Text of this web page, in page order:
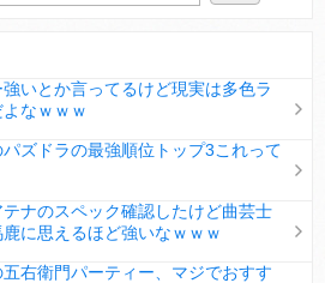
強いとか言ってるけど現実は多色ラ
なｗｗｗ
パズドラの最強順位トップ3これって
テナのスペック確認したけど曲芸士
に思えるほど強いなｗｗｗ
五右衛門パーティー、マジでおすす